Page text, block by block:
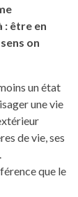
: être en
on
un état
une vie
de vie, ses
que le